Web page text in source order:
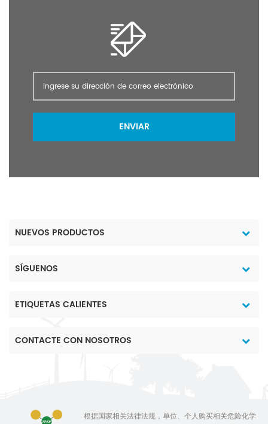
ENVIAR
NUEVOS PRODUCTOS
SÍGUENOS
ETIQUETAS CALIENTES
CONTACTE CON NOSOTROS
根据国家相关法律法规，单位、个人购买相关危险化学